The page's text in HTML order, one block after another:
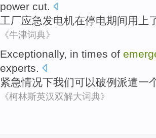
power cut.
工厂应急发电机在停电期间用上
《牛津词典》
Exceptionally, in times of
experts.
紧急情况下我们可以破例派遣一
《柯林斯英汉双解大词典》